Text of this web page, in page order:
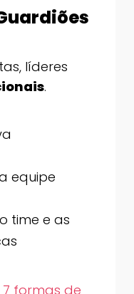
líderes
.
equipe
time e as
7 formas de